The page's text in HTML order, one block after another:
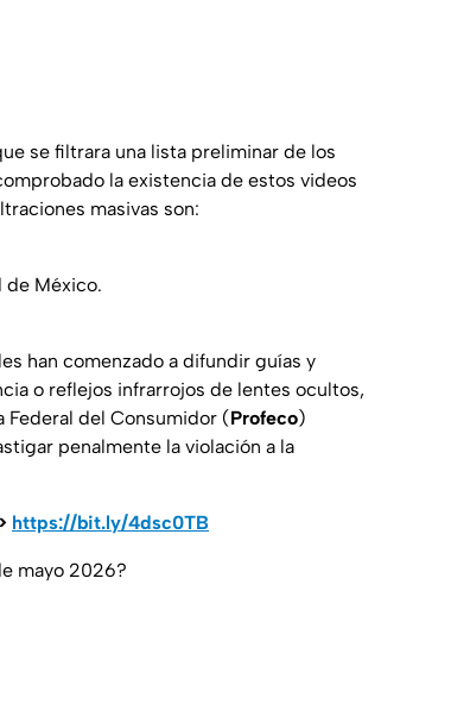
se filtrara una lista preliminar de los
la existencia de estos videos
masivas son:
de México.
han comenzado a difundir guías y
o reflejos infrarrojos de lentes ocultos,
Federal del Consumidor (Profeco)
penalmente la violación a la
https://bit.ly/4dsc0TB
mayo 2026?